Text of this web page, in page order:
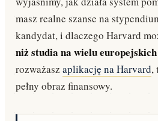
masz realne szanse na
kandydat, i dlaczego Harvard
niż studia na wielu
rozważasz aplikację na Harvard,
pełny obraz finansowy.